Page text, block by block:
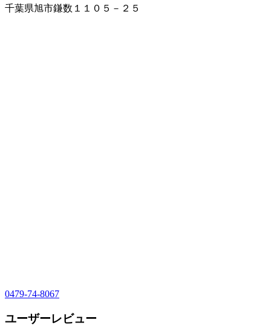
千葉県旭市鎌数１１０５－２５
0479-74-8067
ユーザーレビュー